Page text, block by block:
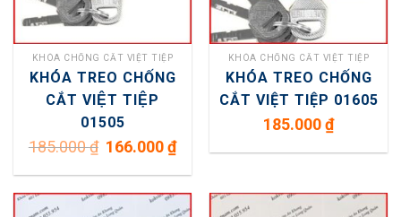
KHÓA CHỐNG CẮT VIỆT TIỆP
KHÓA TREO CHỐNG
CẮT VIỆT TIỆP
01505
185.000₫ Giá
gốc
185.000 ₫.
166.000₫Giá
hiện
là:
KHÓA CHỐNG CẮT VIỆT TIỆP
KHÓA TREO CHỐNG
CẮT VIỆT TIỆP 01605
185.000₫